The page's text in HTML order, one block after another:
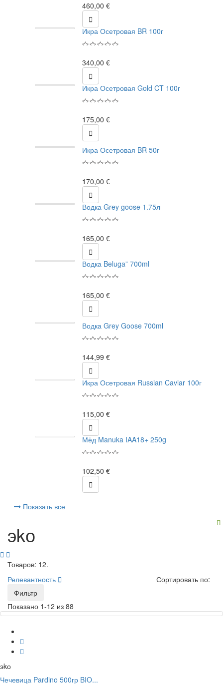
460,00 €

Икра Осетровая BR 100г
340,00 €

Икра Осетровая Gold CT 100г
175,00 €

Икра Осетровая BR 50г
170,00 €

Водка Grey goose 1.75л
165,00 €

Водка Beluga” 700ml
165,00 €

Водка Grey Goose 700ml
144,99 €

Икра Осетровая Russian Caviar 100г
115,00 €

Мёд Manuka IAA18+ 250g
102,50 €

Показать все
эkо
 
Товаров: 12.
Сортировать по:
Релевантность 
Фильтр
Показано 1-12 из 88
эkо
Чечевица Pardino 500гр BIO...